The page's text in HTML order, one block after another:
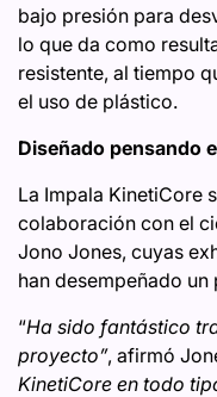
bajo presión para
lo que da como
resistente, al tiempo
el uso de plástico.
Diseñado pensando
La Impala KinetiCore
colaboración con el
Jono Jones, cuyas
han desempeñado
“Ha sido fantástico
proyecto”, afirmó
KinetiCore en todo